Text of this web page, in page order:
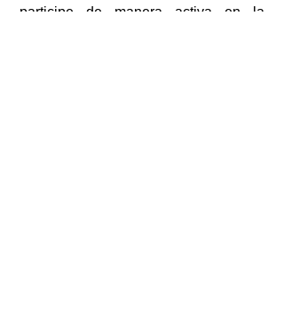
participe de manera activa en la